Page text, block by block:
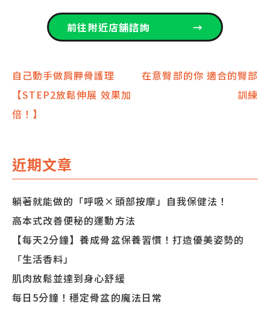
前往附近店舖諮詢 →
文
章
覽
自己動手做肩胛骨護理
【STEP2放鬆伸展 效果加
倍！】
在意臀部的你 適合的臀部
訓練
近期文章
躺著就能做的「呼吸×頭部按摩」自我保健法！
高本式改善便秘的運動方法
【每天2分鐘】養成骨盆保養習慣！打造優美姿勢的
「生活香料」
肌肉放鬆並達到身心舒緩
每日5分鐘！穩定骨盆的魔法日常